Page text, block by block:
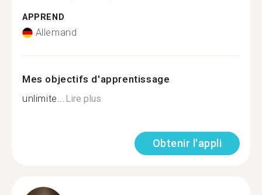
APPREND
Allemand
Mes objectifs d'apprentissage
unlimite...Lire plus
Obtenir l'appli